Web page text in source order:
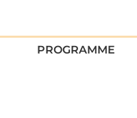
PROGRAMME